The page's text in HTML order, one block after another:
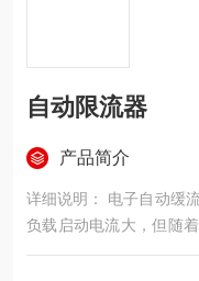
自动限流器
产品简介
详细说明： 电子自动缓流器也称电子自动限流器；此限流器专为
负载启动电流大，但随
平衡状态而设计的仪表